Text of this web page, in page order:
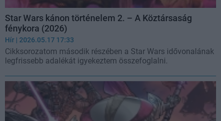
Star Wars kánon történelem 2. – A Köztársaság
fénykora (2026)
Hír | 2026.05.17 17:33
Cikksorozatom második részében a Star Wars idővonalának
legfrissebb adalékát igyekeztem összefoglalni.